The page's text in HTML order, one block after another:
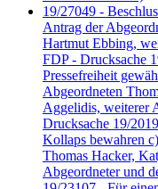
19/27049 -
Antrag der
Hartmut Ebbing,
FDP - Drucksache
Pressefreiheit
Abgeordneten
Aggelidis, weiterer
Drucksache 19/
Kollaps bewahren
Thomas Hacker,
Abgeordneter und